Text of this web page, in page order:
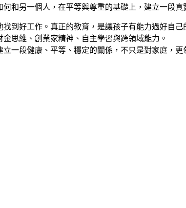
和另一個人，在平等與尊重的基礎上，建立一段真
到好工作。真正的教育，是讓孩子有能力過好自己
思維、創業家精神、自主學習與跨領域能力。
一段健康、平等、穩定的關係，不只是對家庭，更